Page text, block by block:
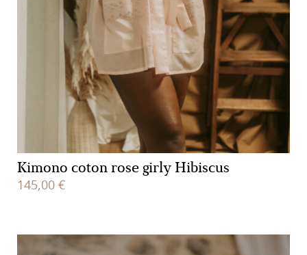
Kimono coton rose girly Hibiscus
145,00 €